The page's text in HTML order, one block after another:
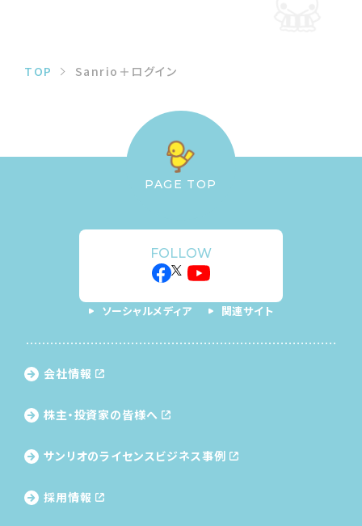
TOP Sanrio＋ログイン
PAGE TOP
FOLLOW
ソーシャルメディア 関連サイト
会社情報
株主・投資家の皆様へ
サンリオのライセンス ビジネス事例
採用情報